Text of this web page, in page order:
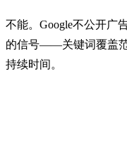
不能。Google不公开广
的信号——关键词覆盖
持续时间。